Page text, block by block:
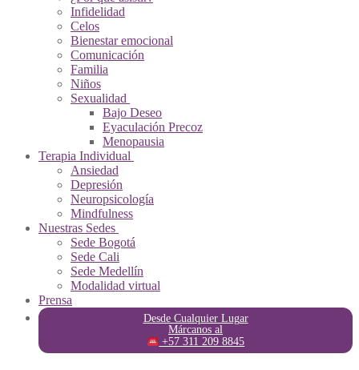
Infidelidad
Celos
Bienestar emocional
Comunicación
Familia
Niños
Sexualidad
Bajo Deseo
Eyaculación Precoz
Menopausia
Terapia Individual
Ansiedad
Depresión
Neuropsicología
Mindfulness
Nuestras Sedes
Sede Bogotá
Sede Cali
Sede Medellín
Modalidad virtual
Prensa
Desde Cualquier Lugar
Márcanos al
+57 311 209 8845